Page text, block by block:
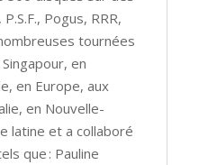
Pogus, RRR,
tournées
en
en Europe, aux
en Nouvelle-
latine et a collaboré
que : Pauline